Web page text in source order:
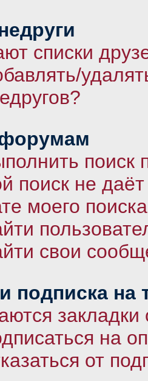
списки
поиск не даёт
моего
свои
подписка на
закладки
на
от